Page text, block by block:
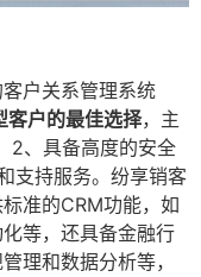
户关系管理系统
客户的最佳选择，主
2、具备高度的安全
支持服务。纷享销客
准的CRM功能，如
等，还具备金融行
理和数据分析等，